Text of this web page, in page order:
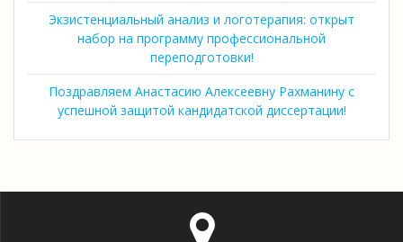
Экзистенциальный анализ и логотерапия: открыт
набор на программу профессиональной
переподготовки!
Поздравляем Анастасию Алексеевну Рахманину с
успешной защитой кандидатской диссертации!